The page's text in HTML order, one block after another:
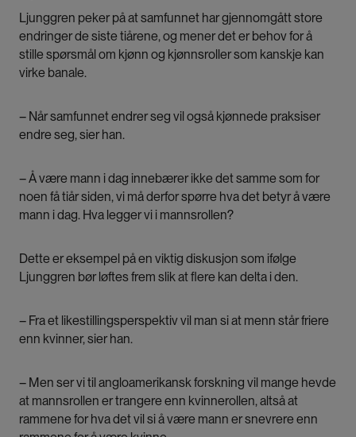
Ljunggren peker på at samfunnet har gjennomgått store
endringer de siste tiårene, og mener det er behov for å
stille spørsmål om kjønn og kjønnsroller som kanskje kan
virke banale.
– Når samfunnet endrer seg vil også kjønnede praksiser
endre seg, sier han.
– Å være mann i dag innebærer ikke det samme som for
noen få tiår siden, vi må derfor spørre hva det betyr å være
mann i dag. Hva legger vi i mannsrollen?
Dette er eksempel på en viktig diskusjon som ifølge
Ljunggren bør løftes frem slik at flere kan delta i den.
– Fra et likestillingsperspektiv vil man si at menn står friere
enn kvinner, sier han.
– Men ser vi til angloamerikansk forskning vil mange hevde
at mannsrollen er trangere enn kvinnerollen, altså at
rammene for hva det vil si å være mann er snevrere enn